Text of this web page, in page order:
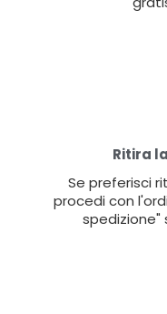
Ritira
Se preferisci
procedi con
spedizione"